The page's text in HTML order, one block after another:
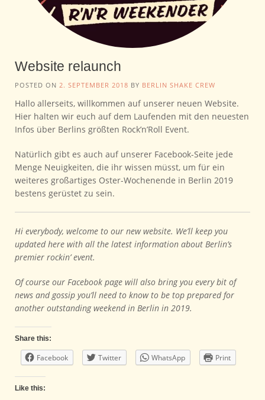
Website relaunch
POSTED ON 2. SEPTEMBER 2018 BY BERLIN SHAKE CREW
Hallo allerseits, willkommen auf unserer neuen Website.
Hier halten wir euch auf dem Laufenden mit den neuesten
Infos über Berlins größten Rock’n’Roll Event.
Natürlich gibt es auch auf unserer Facebook-Seite jede
Menge Neuigkeiten, die ihr wissen müsst, um für ein
weiteres großartiges Oster-Wochenende in Berlin 2019
bestens gerüstet zu sein.
Hi everybody, welcome to our new website. We’ll keep you
updated here with all the latest information about Berlin’s
premier rockin’ event.
Of course our Facebook page will also bring you every bit of
news and gossip you’ll need to know to be top prepared for
another outstanding weekend in Berlin in 2019.
Share this:
Facebook Twitter WhatsApp Print
Like this: